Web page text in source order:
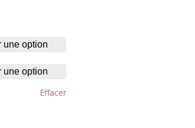
Effacer